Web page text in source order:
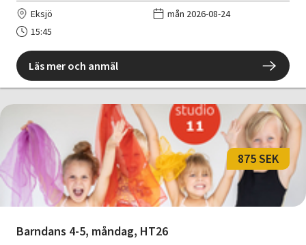
Eksjö
mån 2026-08-24
15:45
Läs mer och anmäl
Barndans 4-5, måndag, HT26
875 SEK